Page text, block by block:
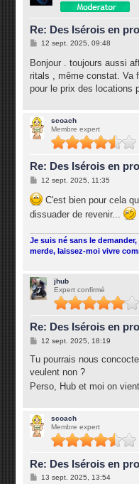
Re: Des Isérois en
M
s
s
a
g
e
12 sept. 2025, 09:48
Bonjour . toujours aussi
ritals , même constat. Va
pour le prix des locations
scoach
Membre expert
Re: Des Isérois en
M
s
s
a
12 sept. 2025, 11:35
C'est bien pour cela
dissuader de revenir...
Je suis né sans le
merde, laissez-moi vivre
jhub
Expert confirmé
Re: Des Isérois en
M
s
a
e
12 sept. 2025, 18:19
Tu pourrais nous
veulent non ?
Perso, Hub et moi on
scoach
Membre expert
Re: Des Isérois en
M
13 sept. 2025, 13:54